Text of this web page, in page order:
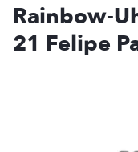
Rainbow-
21 Felipe